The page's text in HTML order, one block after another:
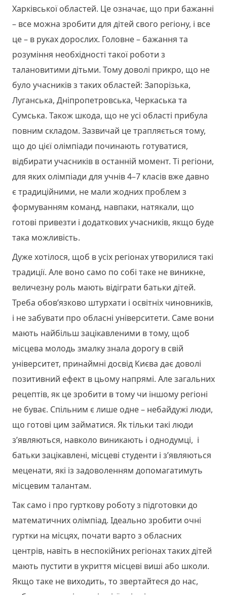
Харківської областей. Це означає, що при бажанні
– все можна зробити для дітей свого регіону, і все
це – в руках дорослих. Головне – бажання та
розуміння необхідності такої роботи з
талановитими дітьми. Тому доволі прикро, що не
було учасників з таких областей: Запорізька,
Луганська, Дніпропетровська, Черкаська та
Сумська. Також шкода, що не усі області прибула
повним складом. Зазвичай це трапляється тому,
що до цієї олімпіади починають готуватися,
відбирати учасників в останній момент. Ті регіони,
для яких олімпіади для учнів 4–7 класів вже давно
є традиційними, не мали жодних проблем з
формуванням команд, навпаки, натякали, що
готові привезти і додаткових учасників, якщо буде
така можливість.
Дуже хотілося, щоб в усіх регіонах утворилися такі
традиції. Але воно само по собі таке не виникне,
величезну роль мають відіграти батьки дітей.
Треба обов’язково штурхати і освітніх чиновників,
і не забувати про обласні університети. Саме вони
мають найбільш зацікавленими в тому, щоб
місцева молодь змалку знала дорогу в свій
університет, принаймні досвід Києва дає доволі
позитивний ефект в цьому напрямі. Але загальних
рецептів, як це зробити в тому чи іншому регіоні
не буває. Спільним є лише одне – небайдужі люди,
що готові цим займатися. Як тільки такі люди
з’являються, навколо виникають і однодумці, і
батьки зацікавлені, місцеві студенти і з’являються
меценати, які із задоволенням допомагатимуть
місцевим талантам.
Так само і про гурткову роботу з підготовки до
математичних олімпіад. Ідеально зробити очні
гуртки на місцях, почати варто з обласних
центрів, навіть в неспокійних регіонах таких дітей
мають пустити в укриття місцеві виші або школи.
Якщо таке не виходить, то звертайтеся до нас,